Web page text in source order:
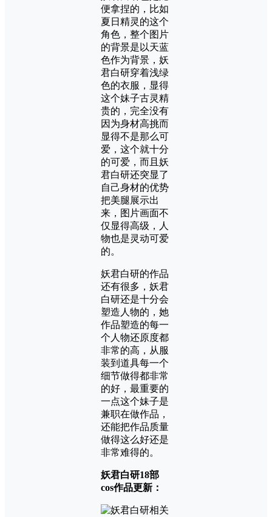
便拿捏的，比如
夏日精灵的这个
角色，整个图片
的背景是以天蓝
色作为背景，妖
君白研穿着浅绿
色的衣服，显得
这个妹子古灵精
贵的，完全没有
因为身材高挑而
显得不是那么可
爱，这个就十分
的可爱，而且妖
君白研还突显了
自己身材的优势
把美腿展示出
来，图片画面不
仅显得高级，人
物也是灵动可爱
的。
妖君白研的作品
还有很多，妖君
白研还是十分会
塑造人物的，她
作品塑造的每一
个人物还原度都
非常的高，从服
装到道具每一个
细节做得都非常
的好，最重要的
一点这个妹子是
兼职在做作品，
还能把作品质量
做得这么好还是
非常难得的。
妖君白研18部
cos作品更新：